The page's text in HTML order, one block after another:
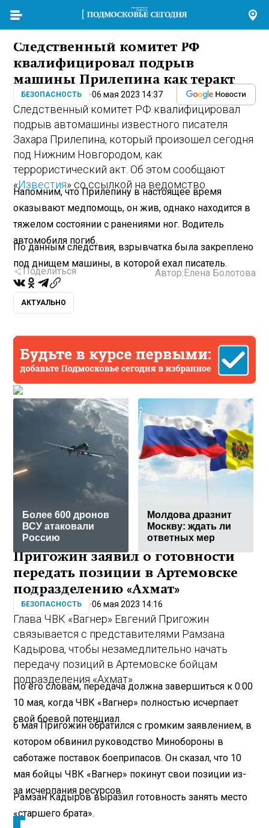
Следственный комитет РФ
квалифицировал подрыв
машины Прилепина как теракт
БЕЗОПАСНОСТЬ 06 мая 2023 14:37
Следственный комитет РФ квалифицировал
подрыв автомашины известного писателя
Захара Прилепина, который произошел сегодня
под Нижним Новгородом, как
террористический акт. Об этом сообщают
«Известия» со ссылкой на ведомство.
Напомним, что Прилепину в настоящее время
оказывают медпомощь, он жив, однако находится в
тяжелом состоянии с ранениями ног. Водитель
автомобиля погиб.
По данным следствия, взрывчатка была закреплено
под днищем машины, в которой ехал писатель.
Поделиться Автор: Елена Болотова
АКТУАЛЬНО
Более 600 дронов
ВСУ атаковали
Россию
Молдова дразнит
Москву: ждать ли
ответных мер
Пригожин заявил о готовности
передать позиции в Артемовске
подразделению «Ахмат»
БЕЗОПАСНОСТЬ 06 мая 2023 14:16
Глава ЧВК «Вагнер» Евгений Пригожин
связывается с представителями Рамзана
Кадырова, чтобы незамедлительно начать
передачу позиций в Артемовске бойцам
подразделения «Ахмат».
По его словам, передача должна завершиться к 0:00
10 мая, когда ЧВК «Вагнер» полностью исчерпает
свой боевой потенциал.
6 мая Пригожин обратился с громким заявлением, в
котором обвинил руководство Минобороны в
саботаже поставок боеприпасов. Он сказал, что 10
мая бойцы ЧВК «Вагнер» покинут свои позиции из-
за исчерпания ресурсов.
Рамзан Кадыров выразил готовность занять место
«старшего брата».